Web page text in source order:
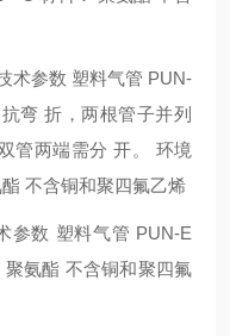
术参数 塑料气管 PUN-
弯 折，两根管子并列
管两端需分 开。 环境
不含铜和聚四氟乙烯
参数 塑料气管 PUN-E
氨酯 不含铜和聚四氟